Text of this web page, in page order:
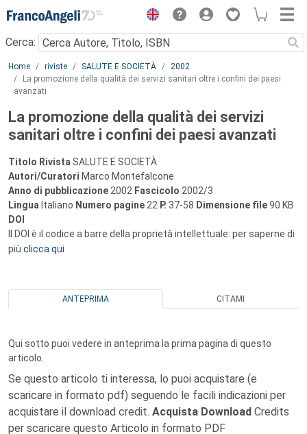
Menu
Cerca:
Main content
Home riviste SALUTE E SOCIETÀ
2002
La promozione della qualità dei servizi sanitari oltre i confini dei paesi
avanzati
La promozione della qualità dei servizi
sanitari oltre i confini dei paesi avanzati
Titolo Rivista SALUTE E SOCIETÀ
Autori/Curatori Marco Montefalcone
Anno di pubblicazione 2002 Fascicolo 2002/3
Lingua Italiano Numero pagine 22 P. 37-58 Dimensione file90 KB
DOI
Il DOI è il codice a barre della proprietà intellettuale: per saperne di
più clicca qui
ANTEPRIMA CITAMI
Qui sotto puoi vedere in anteprima la prima pagina di questo
articolo.
Se questo articolo ti interessa, lo puoi acquistare (e
scaricare in formato pdf) seguendo le facili indicazioni per
acquistare il download credit. Acquista Download Credits
per scaricare questo Articolo in formato PDF